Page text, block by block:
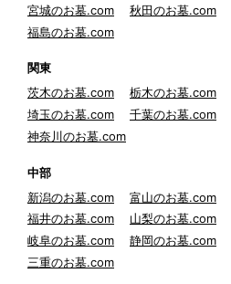
宮城のお墓.com
秋田のお墓.com
福島のお墓.com
関東
茨木のお墓.com
栃木のお墓.com
埼玉のお墓.com
千葉のお墓.com
神奈川のお墓.com
中部
新潟のお墓.com
富山のお墓.com
福井のお墓.com
山梨のお墓.com
岐阜のお墓.com
静岡のお墓.com
三重のお墓.com